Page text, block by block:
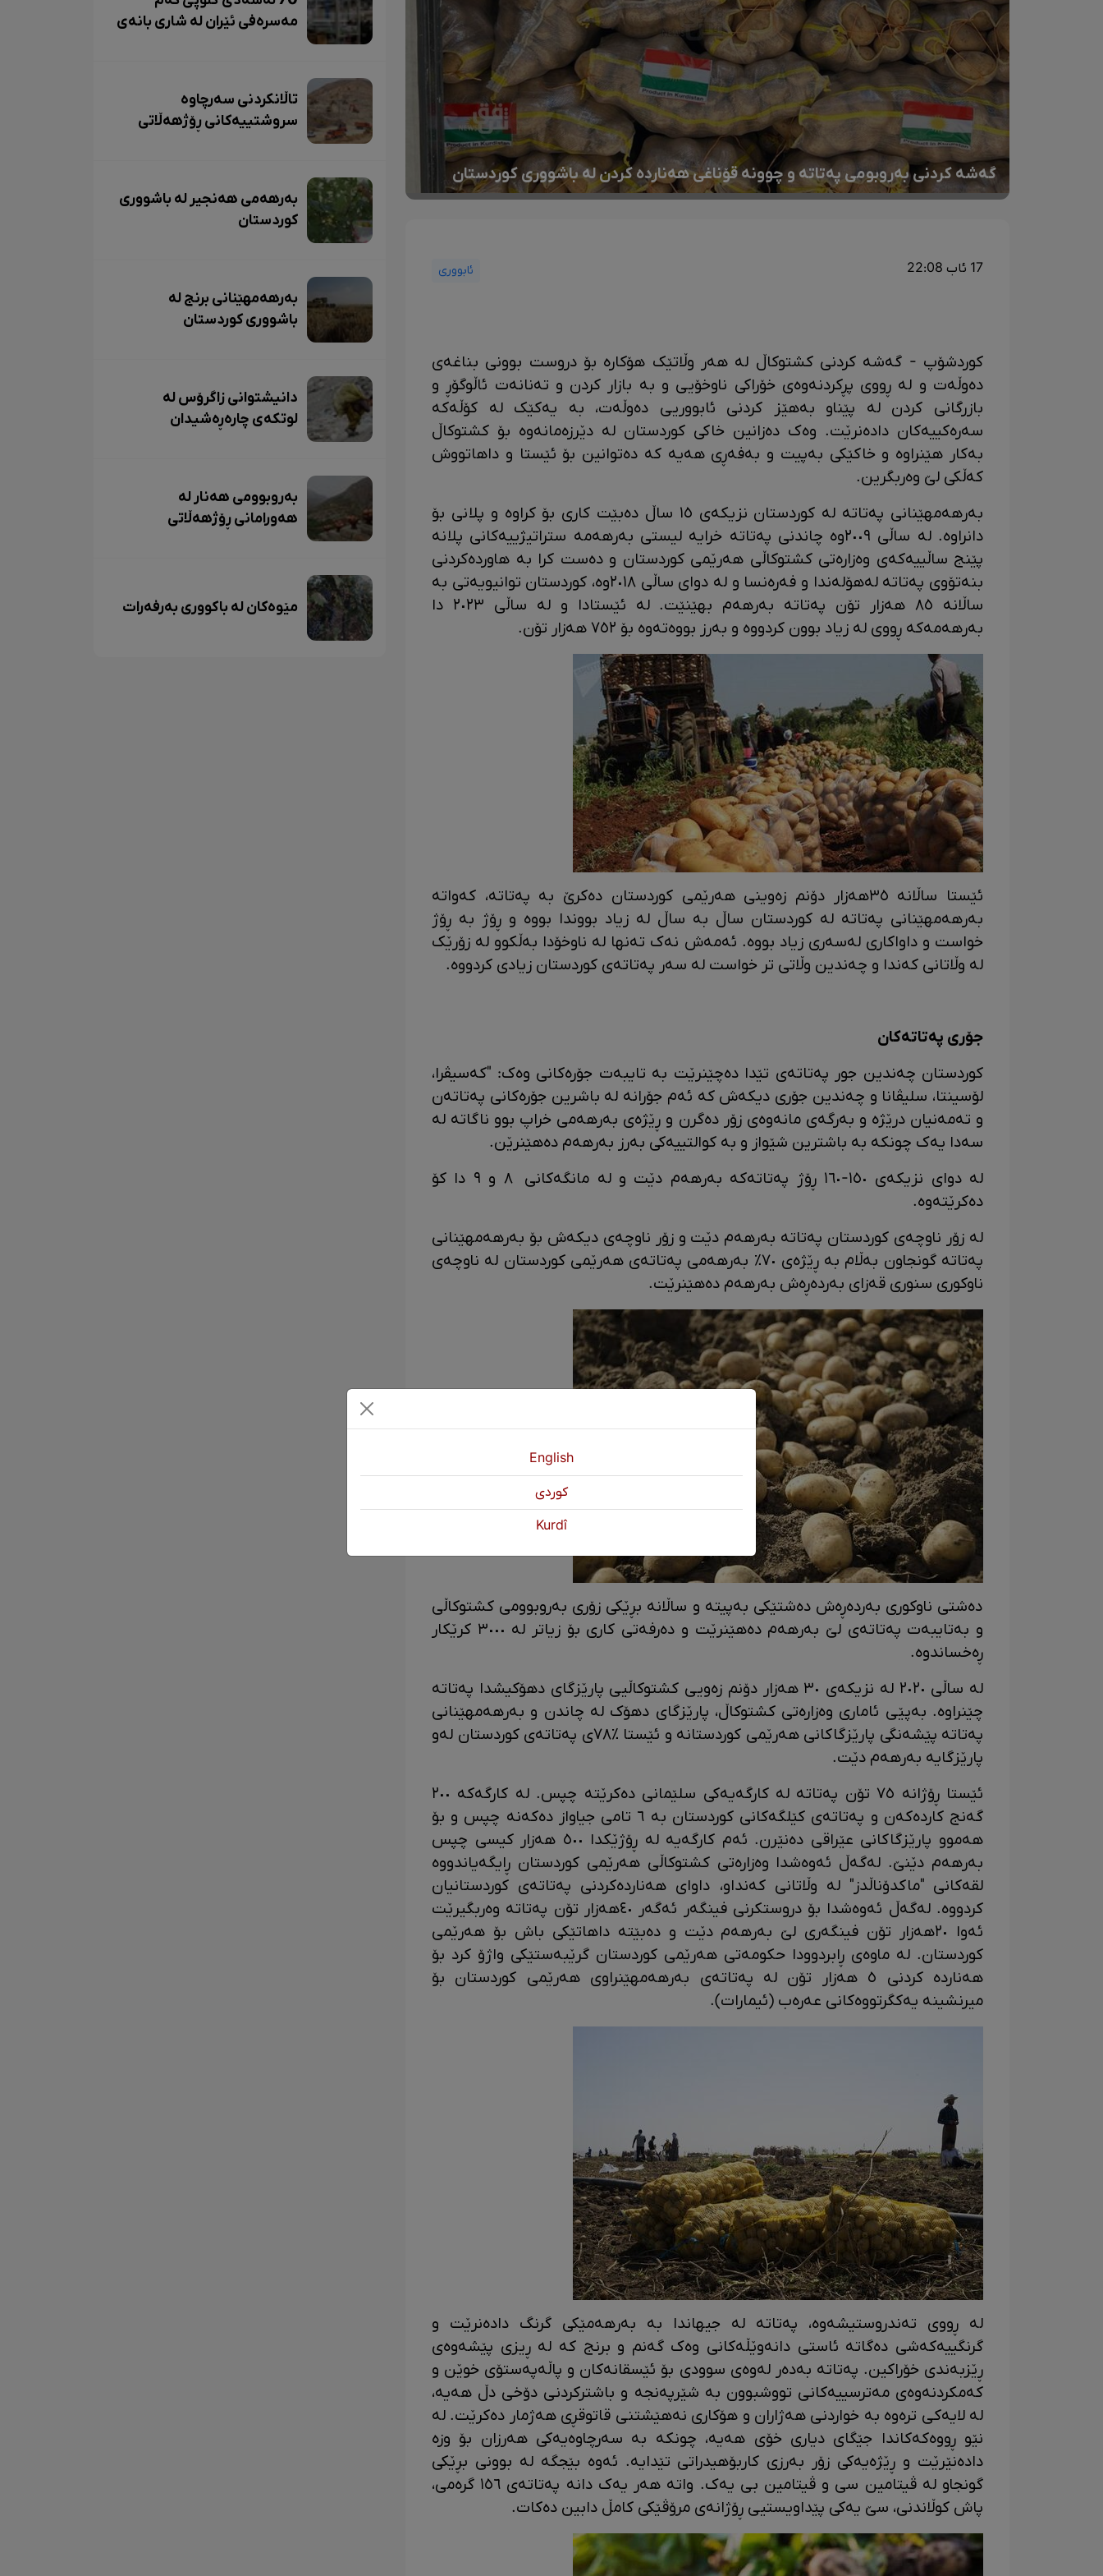
گەشە کردنی بەروبومی پەتاتە و چوونە قۆناغی هەناردە کردن لە باشووری کوردستان
17 ئاب 22:08 ئابووری
کوردشۆپ - گەشە کردنی کشتوکاڵ لە هەر وڵاتێک هۆکارە بۆ دروست بوونی بناغەی
دەوڵەت و لە ڕووی پڕکردنەوەی خۆراکی ناوخۆیی و بە بازار کردن و تەنانەت ئاڵوگۆڕ و
بازرگانی کردن لە پێناو بەهێز کردنی ئابووریی دەوڵەت، بە یەکێک لە کۆڵەکە
سەرەکییەکان دادەنرێت. وەک دەزانین خاکی کوردستان لە دێرزەمانەوە بۆ کشتوکاڵ
بەکار هێنراوە و خاکێکی بەپیت و بەفەڕی هەیە کە دەتوانین بۆ ئێستا و داهاتووش
کەڵکی لێ وەربگرین.
بەرهەمهێنانی پەتاتە لە کوردستان نزیکەی ١٥ ساڵ دەبێت کاری بۆ کراوە و پلانی بۆ
دانراوە. لە ساڵی ٢٠٠٩وە چاندنی پەتاتە خرایە لیستی بەرهەمە ستراتیژییەکانی پلانە
پێنج ساڵییەکەی وەزارەتی کشتوکاڵی هەرێمی کوردستان و دەست کرا بە هاوردەکردنی
بنەتۆوی پەتاتە لەهۆلەندا و فەرەنسا و لە دوای ساڵی ٢٠١٨وە، کوردستان توانیویەتی بە
ساڵانە ٨٥ هەزار تۆن پەتاتە بەرهەم بهێنێت. لە ئێستادا و لە ساڵی ٢٠٢٣ دا
بەرهەمەکە ڕووی لە زیاد بوون کردووە و بەرز بووەتەوە بۆ ٧٥٢ هەزار تۆن.
ئێستا ساڵانه‌ ٣٥هه‌زار دۆنم زه‌وینی هەرێمی کوردستان دەکرێ به‌ په‌تاته‌، کەواتە
بەرهەمهێنانی پەتاتە لە کوردستان ساڵ بە ساڵ لە زیاد بووندا بووە و ڕۆژ بە ڕۆژ
خواست و داواکاری لەسەری زیاد بووە. ئەمەش نەک تەنها لە ناوخۆدا بەڵکوو لە زۆرێک
لە وڵاتانی کەندا و چەندین وڵاتی تر خواست لە سەر پەتاتەی کوردستان زیادی کردووە.
جۆری پەتاتەکان
کوردستان چەندین جور پەتاتەی تێدا دەچێنرێت بە تایبەت جۆرەکانی وەک: "کەسیڤرا،
لۆسینتا، سلیڤانا و چەندین جۆری دیکەش کە ئەم جۆرانە لە باشرین جۆرەکانی پەتاتەن
و تەمەنیان درێژە و بەرگەی مانەوەی زۆر دەگرن و ڕێژەی بەرهەمی خراپ بوو ناگاتە لە
سەدا یەک چونکە بە باشترین شێواز و بە کوالتییەکی بەرز بەرهەم دەهێنرێن.
لە دوای نزیکەی ١٥٠-١٦٠ ڕۆژ پەتاتەکە بەرهەم دێت و لە مانگەکانی ٨ و ٩ دا کۆ
دەکرێتەوە.
لە زۆر ناوچەی کوردستان پەتاتە بەرهەم دێت و زۆر ناوچەی دیکەش بۆ بەرهەمهێنانی
پەتاتە گونجاون بەڵام بە ڕێژەی ٧٠٪ بەرهەمی پەتاتەی هەرێمی کوردستان لە ناوچەی
ناوکوری سنوری قەزای بەردەڕەش بەرهەم دەهێنرێت.
دەشتی ناوکوری بەردەڕەش دەشتێکی بەپیتە و ساڵانە بڕێکی زۆری بەروبوومی کشتوکاڵی
و بەتایبەت پەتاتەی لێ بەرهەم دەهێنرێت و دەرفەتی کاری بۆ زیاتر لە ٣٠٠٠ کرێکار
ڕەخساندوە.
لە ساڵی ٢٠٢٠ لە نزیکەی ٣٠ هەزار دۆنم زەویی کشتوکاڵیی پارێزگای دهۆکیشدا پەتاتە
چێنراوە. بەپێی ئاماری وەزارەتی کشتوکاڵ، پارێزگای دهۆک لە چاندن و بەرهەمهێنانی
پەتاتە پێشەنگی پارێزگاکانی هەرێمی کوردستانە و ئێستا ٪٧٨ی پەتاتەی کوردستان لەو
پارێزگایە بەرهەم دێت.
ئێستا ڕۆژانە ٧٥ تۆن پەتاتە لە کارگەیەکی سلێمانی دەکرێتە چپس. لە کارگەکە ٢٠٠
گەنج کاردەکەن و پەتاتەی کێلگەکانی کوردستان بە ٦ تامی جیاواز دەکەنە چپس و بۆ
هەموو پارێزگاکانی عێراقی دەنێرن. ئەم کارگەیە لە ڕۆژێکدا ٥٠٠ هەزار کیسی چپس
بەرهەم دێنێ. لەگەڵ ئەوەشدا وەزارەتی کشتوکاڵی هەرێمی کوردستان ڕایگەیاندووە
لقەکانی "ماکدۆناڵدز" لە وڵاتانی کەنداو، داوای هەناردەکردنی پەتاتەی کوردستانیان
کردووە. لەگەڵ ئەوەشدا بۆ دروستکرنی فینگه‌ر ئه‌گه‌ر ٤٠هه‌زار تۆن په‌تاته‌ وه‌ربگیرێت
ئه‌وا ٢٠هه‌زار تۆن فینگه‌ری لێ به‌رهه‌م دێت و ده‌بێته‌ داهاتێکی باش بۆ هه‌رێمی
کوردستان. لە ماوەی ڕابردوودا حکومەتی هەرێمی کوردستان گرێبەستێکی واژۆ کرد بۆ
هەناردە کردنی ٥ هەزار تۆن لە پەتاتەی بەرهەمهێنراوی هەرێمی کوردستان بۆ
میرنشینە یەکگرتووەکانی عەرەب (ئیمارات).
لە ڕووی تەندروستیشەوە، پەتاتە لە جیهاندا بە بەرهەمێکی گرنگ دادەنرێت و
گرنگییەکەشی دەگاتە ئاستی دانەوێڵەکانی وەک گەنم و برنج کە لە ڕیزی پێشەوەی
ڕێزبەندی خۆراکین. پەتاتە بەدەر لەوەى سوودى بۆ ئێسقانەکان و پاڵەپەستۆى خوێن و
کەمکردنەوەى مەترسییەکانى تووشبوون بە شێرپەنجە و باشترکردنى دۆخى دڵ هەیە،
لە لایەکى ترەوە بە خواردنى هەژاران و هۆکاری نەهێشتنى قاتوقڕى هەژمار دەکرێت. لە
نێو ڕووەکەکاندا جێگای دیاری خۆی هەیە، چونکە بە سەرچاوەیەکی هەرزان بۆ وزە
دادەنێرێت و ڕێژەیەکی زۆر بەرزی کاربۆهیدراتی تێدایە. ئەوە بێجگە لە بوونی بڕێکی
گونجاو لە ڤیتامین سی و ڤیتامین بی یەک. واتە هەر یەک دانە پەتاتەى ١٥٦ گرەمی،
پاش کوڵاندنی، سێ‌ یەکی پێداویستیی ڕۆژانەی مرۆڤێکی کامڵ دابین دەکات.
مەسرەفی ئێران لە شاری بانەی
تاڵانکردنی سەرچاوە
سروشتییەکانی ڕۆژهەڵاتی
بەرهەمی هەنجیر لە باشووری
کوردستان
بەرهەمهێنانی برنج لە
باشووری کوردستان
دانیشتوانی زاگرۆس لە
لوتکەی چارەڕەشیدان
بەروبوومی هەنار لە
هەورامانی ڕۆژهەڵاتی
مێوەکان لە باکووری بەرفەرات
English
كوردی
Kurdî